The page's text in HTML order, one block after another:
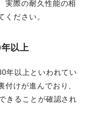
実際の耐久性能の相
ください。
以上
年以上といわれてい
付けが進んでおり、
きることが確認され